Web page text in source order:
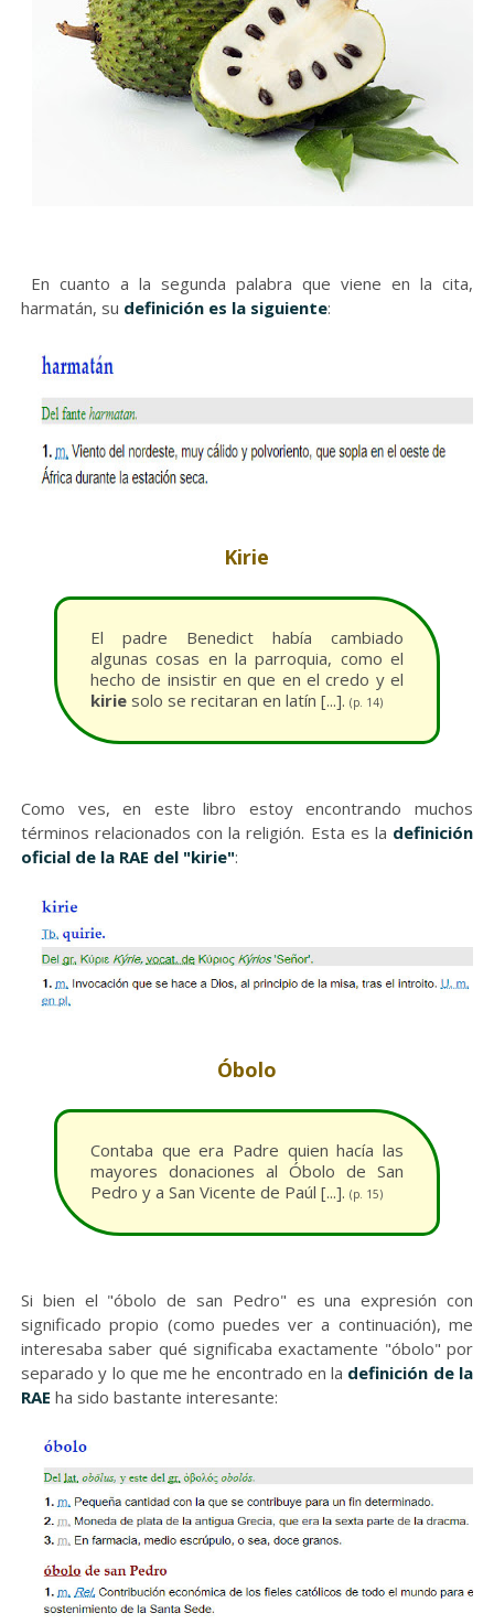
En cuanto a la segunda palabra que viene en la cita,
harmatán, su definición es la siguiente:
Kirie
El padre Benedict había cambiado
algunas cosas en la parroquia, como el
hecho de insistir en que en el credo y el
kiriesolo se recitaran en latín [...]. (p. 14)
Como ves, en este libro estoy encontrando muchos
términos relacionados con la religión. Esta es la definición
oficial de la RAE del "kirie":
Óbolo
Contaba que era Padre quien hacía las
mayores donaciones al Óbolo de San
Pedro y a San Vicente de Paúl [...]. (p. 15)
Si bien el "óbolo de san Pedro" es una expresión con
significado propio (como puedes ver a continuación), me
interesaba saber qué significaba exactamente "óbolo" por
separado y lo que me he encontrado en la definición de la
RAE ha sido bastante interesante: